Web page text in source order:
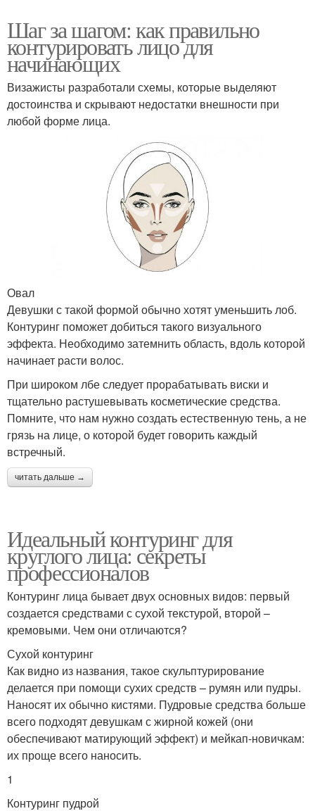
Шаг за шагом: как правильно
контурировать лицо для
начинающих
Визажисты разработали схемы, которые выделяют
достоинства и скрывают недостатки внешности при
любой форме лица.
Овал
Девушки с такой формой обычно хотят уменьшить лоб.
Контуринг поможет добиться такого визуального
эффекта. Необходимо затемнить область, вдоль которой
начинает расти волос.
При широком лбе следует прорабатывать виски и
тщательно растушевывать косметические средства.
Помните, что нам нужно создать естественную тень, а не
грязь на лице, о которой будет говорить каждый
встречный.
читать дальше →
Идеальный контуринг для
круглого лица: секреты
профессионалов
Контуринг лица бывает двух основных видов: первый
создается средствами с сухой текстурой, второй –
кремовыми. Чем они отличаются?
Сухой контуринг
Как видно из названия, такое скульптурирование
делается при помощи сухих средств – румян или пудры.
Наносят их обычно кистями. Пудровые средства больше
всего подходят девушкам с жирной кожей (они
обеспечивают матирующий эффект) и мейкап-новичкам:
их проще всего наносить.
1
Контуринг пудрой